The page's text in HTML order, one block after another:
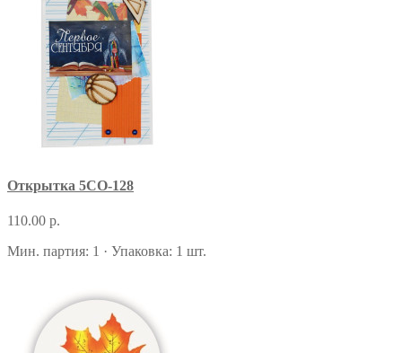
Открытка 5СО-128
110.00 р.
Мин. партия: 1 · Упаковка: 1 шт.